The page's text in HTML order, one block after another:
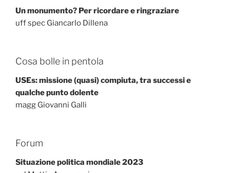
Un monumento? Per ricordare e ringraziare
uff spec Giancarlo Dillena
Cosa bolle in pentola
USEs: missione (quasi) compiuta, tra successi e
qualche punto dolente
magg Giovanni Galli
Forum
Situazione politica mondiale 2023